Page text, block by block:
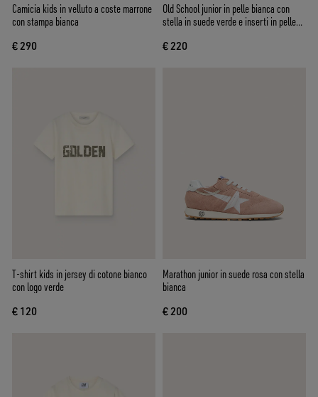
Camicia kids in velluto a coste marrone
con stampa bianca
€ 290
Old School junior in pelle bianca con
stella in suede verde e inserti in pelle
€ 220
T-shirt kids in jersey di cotone bianco
con logo verde
€ 120
Marathon junior in suede rosa con stella
bianca
€ 200